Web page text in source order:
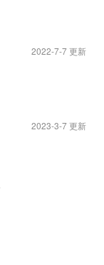
2022-7-7 更新
2023-3-7 更新